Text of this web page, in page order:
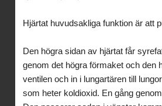
Hjärtat huvudsakliga funktion är att
Den högra sidan av hjärtat får
genom det högra förmaket och den
ventilen och in i lungartären till
som heter koldioxid. En gång